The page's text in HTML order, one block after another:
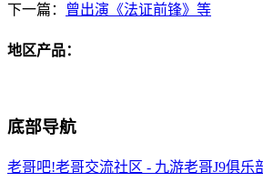
下一篇：
曾出演《法证前锋》等
地区产品：
底部导航
老哥吧!老哥交流社区 - 九游老哥J9俱乐